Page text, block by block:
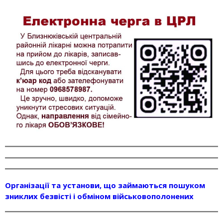
Організації та установи, що займаються пошуком
зниклих безвісті і обміном військовополонених